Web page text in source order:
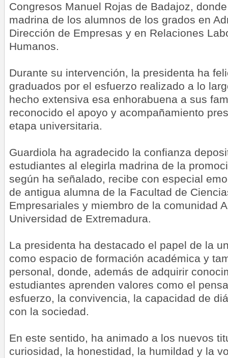
Congresos Manuel Rojas de Badajoz,
madrina de los alumnos de los grados en
Dirección de Empresas y en Relaciones
Humanos.
Durante su intervención, la presidenta ha
graduados por el esfuerzo realizado a lo
hecho extensiva esa enhorabuena a sus
reconocido el apoyo y acompañamiento
etapa universitaria.
Guardiola ha agradecido la confianza
estudiantes al elegirla madrina de la
según ha señalado, recibe con especial
de antigua alumna de la Facultad de
Empresariales y miembro de la comunidad
Universidad de Extremadura.
La presidenta ha destacado el papel de la
como espacio de formación académica y
personal, donde, además de adquirir
estudiantes aprenden valores como el
esfuerzo, la convivencia, la capacidad de
con la sociedad.
En este sentido, ha animado a los nuevos
curiosidad, la honestidad, la humildad y la